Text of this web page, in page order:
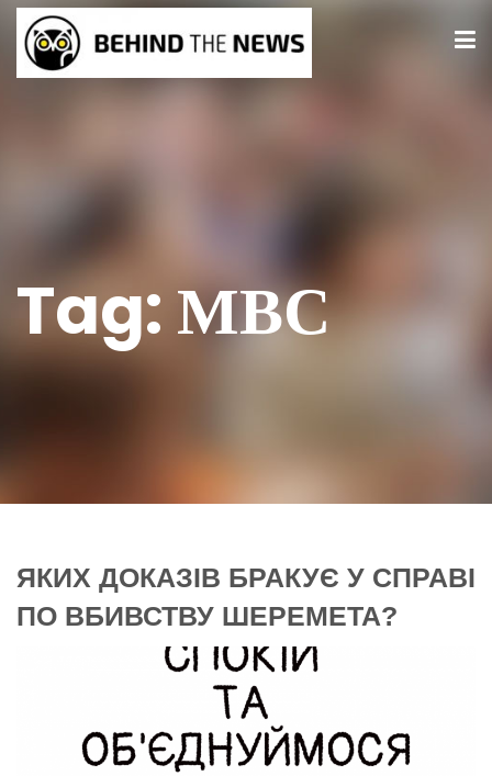
Tag:МВС
ЯКИХ ДОКАЗІВ БРАКУЄ У СПРАВІ
ПО ВБИВСТВУ ШЕРЕМЕТА?